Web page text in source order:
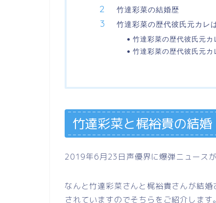
竹達彩菜の結婚歴
竹達彩菜の歴代彼氏元カレ
竹達彩菜の歴代彼氏元カ
竹達彩菜の歴代彼氏元カ
竹達彩菜と梶裕貴の結婚
2019年6月23日声優界に爆弾ニュース
なんと竹達彩菜さんと梶裕貴さんが結
されていますのでそちらをご紹介します。